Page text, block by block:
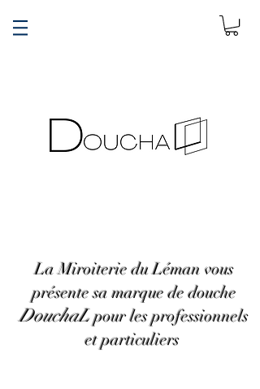
MLL
Shower
La Miroiterie du Léman vous
présente sa marque de douche
DouchaLpour les professionnels
et particuliers